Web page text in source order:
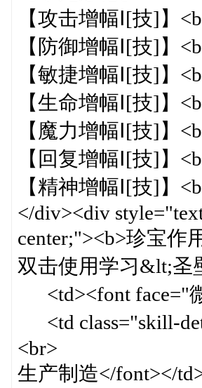
【攻击增幅Ⅰ[技]】
【防御增幅Ⅰ[技]】
【敏捷增幅Ⅰ[技]】
【生命增幅Ⅰ[技]】
【魔力增幅Ⅰ[技]】
【回复增幅Ⅰ[技]】
【精神增幅Ⅰ[技]】
</div><div
center;"><b>珍宝作
双击使用学习&lt;圣
<td><font face="
<td class="skill-
<br>
生产制造</font></